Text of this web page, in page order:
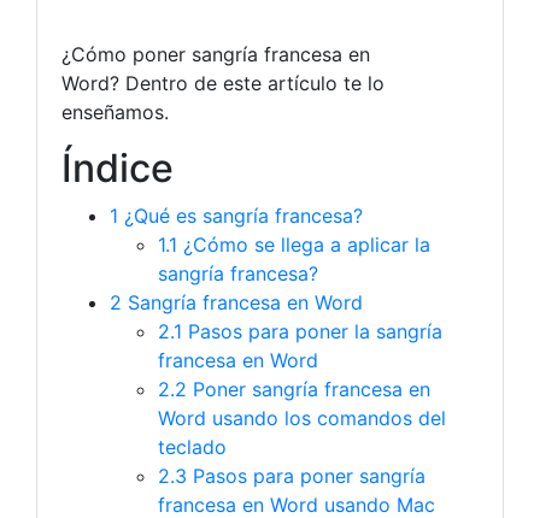
¿Cómo poner sangría francesa en
Word? Dentro de este artículo te lo
enseñamos.
Índice
1 ¿Qué es sangría francesa?
1.1 ¿Cómo se llega a aplicar la
sangría francesa?
2 Sangría francesa en Word
2.1 Pasos para poner la sangría
francesa en Word
2.2 Poner sangría francesa en
Word usando los comandos del
teclado
2.3 Pasos para poner sangría
francesa en Word usando Mac